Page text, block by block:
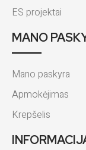
ES projektai
MANO
Mano paskyra
Apmokėjimas
Krepšelis